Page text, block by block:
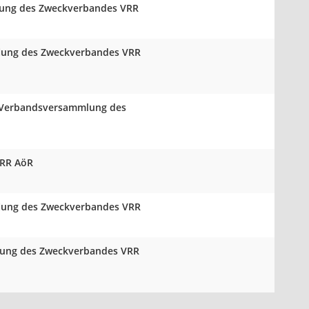
des Zweckverbandes VRR
des Zweckverbandes VRR
des
AöR
des Zweckverbandes VRR
des Zweckverbandes VRR